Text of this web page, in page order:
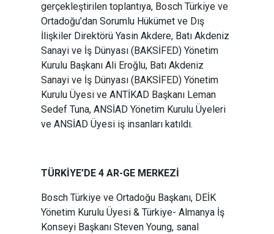
gerçekleştirilen toplantıya, Bosch Türkiye ve
Ortadoğu’dan Sorumlu Hükümet ve Dış
İlişkiler Direktörü Yasin Akdere, Batı Akdeniz
Sanayi ve İş Dünyası (BAKSİFED) Yönetim
Kurulu Başkanı Ali Eroğlu, Batı Akdeniz
Sanayi ve İş Dünyası (BAKSİFED) Yönetim
Kurulu Üyesi ve ANTİKAD Başkanı Leman
Sedef Tuna, ANSİAD Yönetim Kurulu Üyeleri
ve ANSİAD Üyesi iş insanları katıldı.
TÜRKİYE’DE 4 AR-GE MERKEZİ
Bosch Türkiye ve Ortadoğu Başkanı, DEİK
Yönetim Kurulu Üyesi & Türkiye- Almanya İş
Konseyi Başkanı Steven Young, sanal